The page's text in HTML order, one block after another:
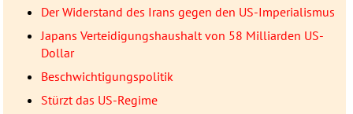
Der Widerstand des Irans gegen den US-Imperialismus
Japans Verteidigungshaushalt von 58 Milliarden US-
Dollar
Beschwichtigungspolitik
Stürzt das US-Regime